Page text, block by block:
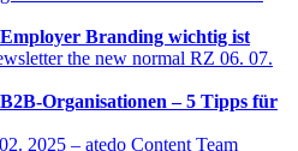
Branding wichtig ist
06. 07.
Organisationen – 5 Tipps für
2025 – atedo Content Team